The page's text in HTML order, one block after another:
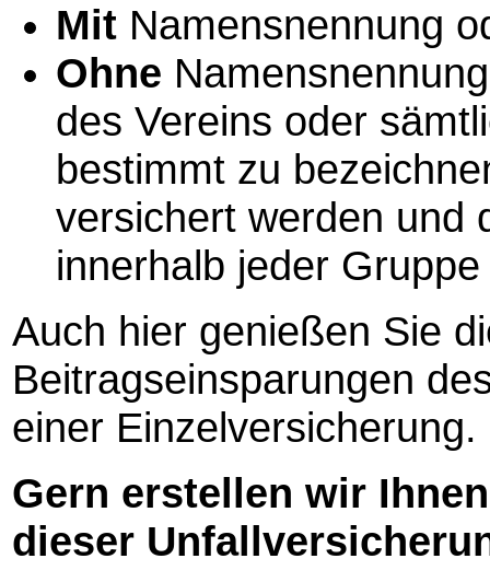
Mit Namensnennung
Ohne
des Vereins oder
bestimmt zu
versichert werden und
innerhalb jeder
Auch hier genießen Sie
Beitragseinsparungen
einer Einzelversicherung.
Gern erstellen wir
dieser